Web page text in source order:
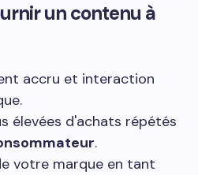
un contenu à
accru et interaction
élevées d'achats répétés
.
votre marque en tant